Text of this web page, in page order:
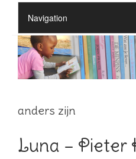
anders zijn
Luna – Pieter